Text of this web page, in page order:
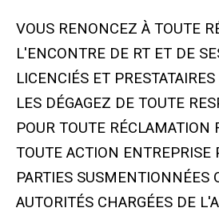
VOUS RENONCEZ À TOUTE
L'ENCONTRE DE RT ET DE
LICENCIÉS ET
LES DÉGAGEZ DE TOUTE
POUR TOUTE RÉCLAMATION
TOUTE ACTION ENTREPRISE
PARTIES SUSMENTIONNÉES
AUTORITÉS CHARGÉES DE